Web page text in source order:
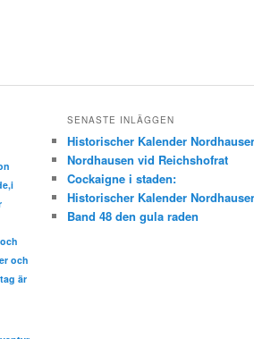
och
är
SENASTE INLÄGGEN
Historischer Kalender
Nordhausen vid Reichshofrat
Cockaigne i staden:
Historischer Kalender
Band 48 den gula raden